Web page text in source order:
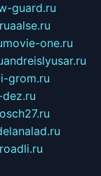
guard.ru
aalse.ru
movie-one.ru
andreislyusar.ru
grom.ru
roadli.ru